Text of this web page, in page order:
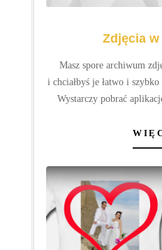
Dyskretnie
przygotowań poprzez